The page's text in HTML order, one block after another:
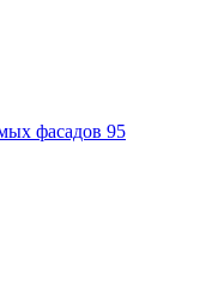
фасадов 95